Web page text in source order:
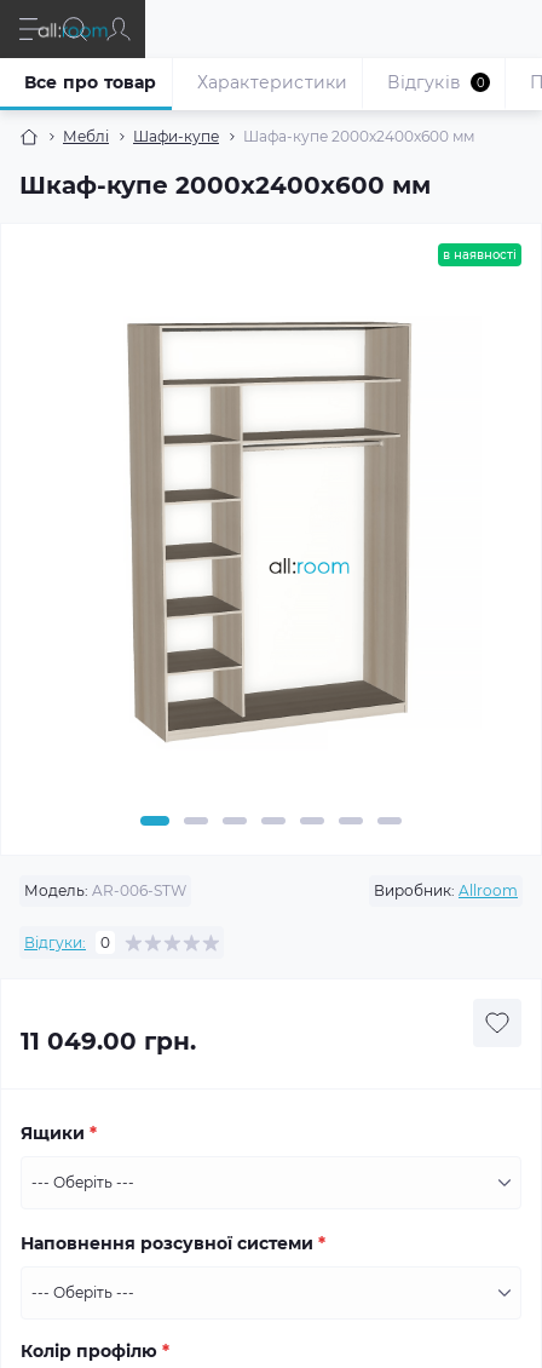
Меблі Шафи-купе Шафа-купе 2000х2400х600 мм
Шкаф-купе 2000х2400х600 мм
Все про товар Характеристики Відгуків 0
в наявності
Модель: AR-006-STW Виробник: Allroom
Відгуки: 0
11 049.00 грн.
Ящики *
Наповнення розсувної системи *
Колір профілю *